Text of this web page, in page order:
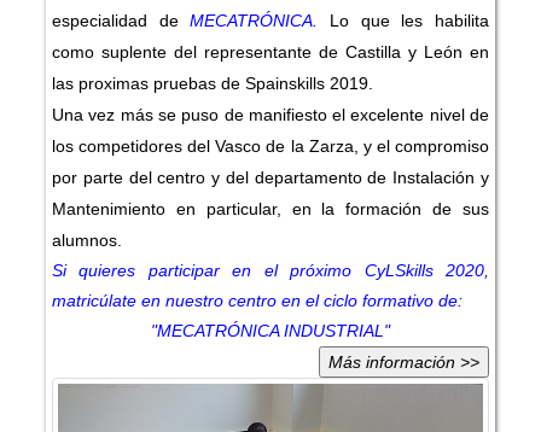
especialidad deMECATRÓNICA. Lo que les habilita
como suplente del representante de Castilla y León en
las proximas pruebas de Spainskills 2019.
Una vez más se puso de manifiesto el excelente nivel de
los competidores del Vasco de la Zarza, y el compromiso
por parte del centro y del departamento de Instalación y
Mantenimiento en particular, en la formación de sus
alumnos.
Si quieres participar en el próximo CyLSkills 2020,
matricúlate en nuestro centro en el ciclo formativo de:
"MECATRÓNICA INDUSTRIAL"